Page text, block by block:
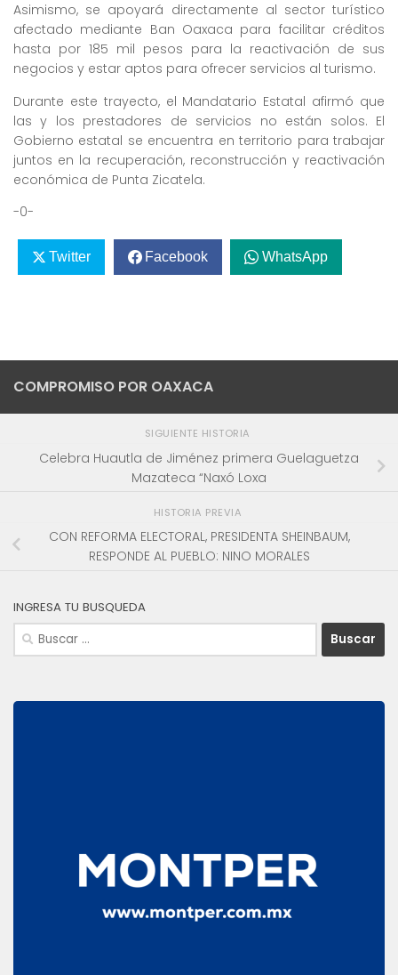
Asimismo, se apoyará directamente al sector turístico
afectado mediante Ban Oaxaca para facilitar créditos
hasta por 185 mil pesos para la reactivación de sus
negocios y estar aptos para ofrecer servicios al turismo.
Durante este trayecto, el Mandatario Estatal afirmó que
las y los prestadores de servicios no están solos. El
Gobierno estatal se encuentra en territorio para trabajar
juntos en la recuperación, reconstrucción y reactivación
económica de Punta Zicatela.
-0-
Twitter Facebook WhatsApp
COMPROMISO POR OAXACA
SIGUIENTE HISTORIA
Celebra Huautla de Jiménez primera Guelaguetza
Mazateca “Naxó Loxa
HISTORIA PREVIA
CON REFORMA ELECTORAL, PRESIDENTA SHEINBAUM,
RESPONDE AL PUEBLO: NINO MORALES
INGRESA TU BUSQUEDA
Buscar: